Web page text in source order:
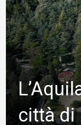
città di